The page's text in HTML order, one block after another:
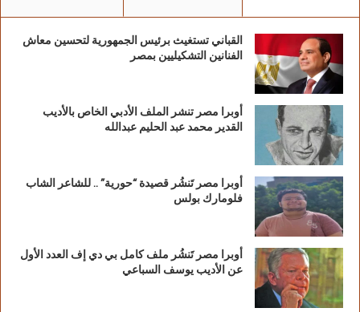
والمستأجر الذي امتد إليه عقد الإيجار.
أما بالنسبة للوحدات غير السكنية: يتقدم المستأجر
الأصلي أو من امتد إليه عقد الإيجار، كما يتضمن
الطلب تحديد عنوان العقار وفقاً للتوزيع الجغرافي،
ونظام التخصيص المطلوب (إيجار مدعوم / إيجار
تمليكي / تمليك عن طريق التمويل العقاري)،
وتحديد النطاق الجغرافي للوحدات المطلوب
تخصيصها.
#رئاسة_مجلس_الوزراء
القباني تستغيث برئيس الجمهورية لتحسين معاش
الفنانين التشكيليين بمصر
أوبرا مصر تنشر الملف الأدبي الخاص بالأديب
القدير محمد عبد الحليم عبدالله
أوبرا مصر تَنشُر قصيدة “حورية” .. للشاعر الشاب
فلومارك بولس
أوبرا مصر تَنشُر ملف كامل بي دي إف العدد الأول
عن الأديب يوسف السباعي